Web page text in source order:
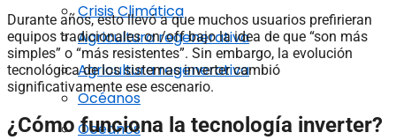
Agricultura regenerativa
Océanos
Crisis Climática
Agricultura regenerativa
Océanos
Durante años, esto llevó a que muchos usuarios prefirieran
equipos tradicionales on/off bajo la idea de que “son más
simples” o “más resistentes”. Sin embargo, la evolución
tecnológica de los sistemas inverter cambió
significativamente ese escenario.
¿Cómo funciona la tecnología inverter?